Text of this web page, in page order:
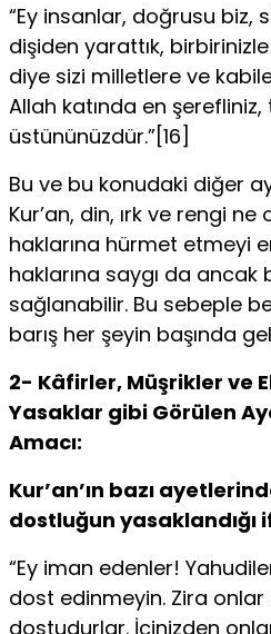
“Ey insanlar, doğrusu biz,
dişiden yarattık, birbirinizle
diye sizi milletlere ve
Allah katında en şerefliniz,
üstününüzdür.”[16]
Bu ve bu konudaki diğer
Kur’an, din, ırk ve rengi
haklarına hürmet etmeyi
haklarına saygı da ancak
sağlanabilir. Bu sebeple
barış her şeyin başında
2- Kâfirler, Müşrikler ve
Yasaklar gibi Görülen
Amacı:
Kur’an’ın bazı
dostluğun
“Ey iman edenler!
dost edinmeyin. Zira onlar
dostudurlar. İçinizden